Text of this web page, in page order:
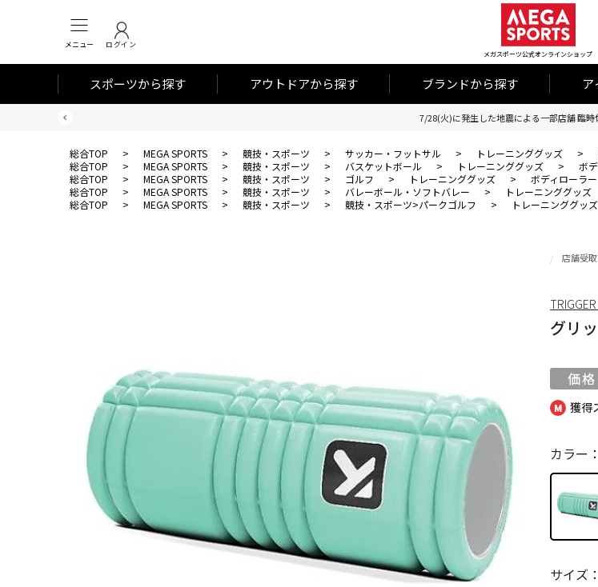
メニュー ログイン
メガスポーツ公式オンラインショップ
スポーツから探す アウトドアから探す ブランドから探す
7/28(火)に発生した地震による一部店舗 臨時
総合TOP > MEGA SPORTS > 競技・スポーツ > サッカー・フットサル > トレーニンググッズ >
総合TOP
> MEGA SPORTS > 競技・スポーツ > バスケットボール > トレーニンググッズ > ボ
総合TOP
> MEGA SPORTS > 競技・スポーツ > ゴルフ > トレーニンググッズ > ボディローラー
総合TOP
> MEGA SPORTS > 競技・スポーツ > バレーボール・ソフトバレー > トレーニンググッズ
総合TOP
> MEGA SPORTS > 競技・スポーツ > 競技・スポーツ>パークゴルフ > トレーニンググッズ
獲得
店舗受
グリ
カラー
サイズ